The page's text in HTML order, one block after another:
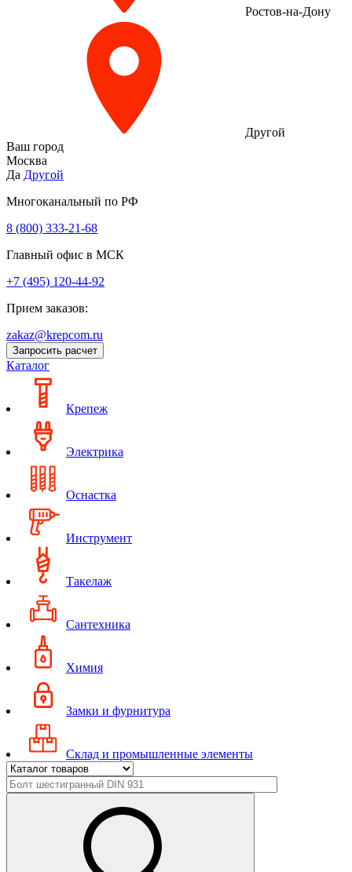
Ростов-на-Дону
Другой
Ваш город
Москва
Да Другой
Многоканальный по РФ
8 (800) 333‑21-68
Главный офис в МСК
+7 (495) 120-44-92
Прием заказов:
zakaz@krepcom.ru
Запросить расчет
Каталог
Крепеж
Электрика
Оснастка
Инструмент
Такелаж
Сантехника
Химия
Замки и фурнитура
Склад и промышленные элементы